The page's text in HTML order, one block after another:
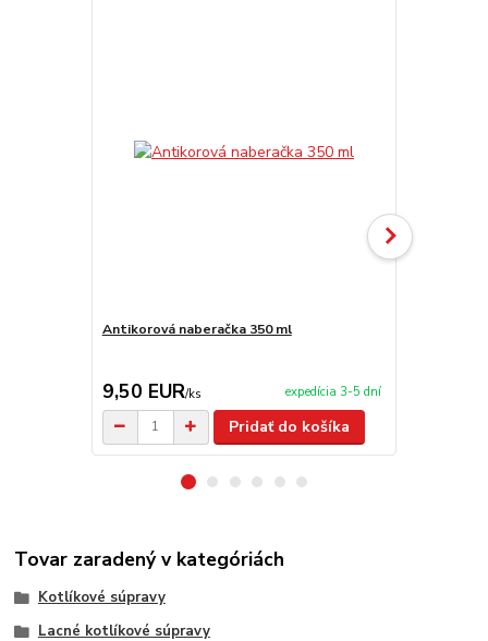
Antikorová naberačka 350 ml
9,50 EUR/ks expedícia 3-5 dní
Pridať do košíka
Tovar zaradený v kategóriách
Kotlíkové súpravy
Lacné kotlíkové súpravy